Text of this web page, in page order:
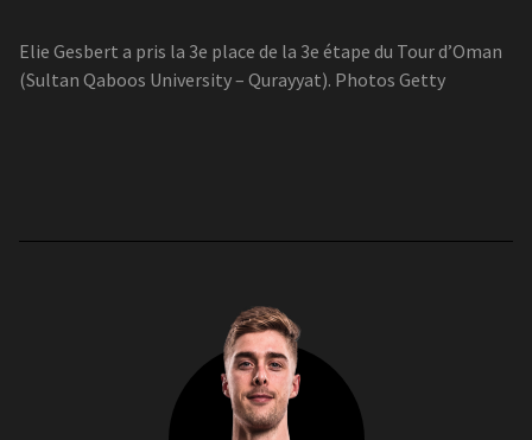
Elie Gesbert a pris la 3e place de la 3e étape du Tour d’Oman
(Sultan Qaboos University – Qurayyat). Photos Getty